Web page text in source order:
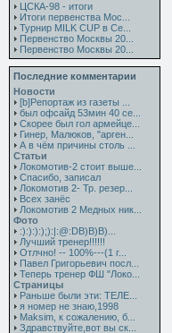
ЦСКА-98 - итоги
Итоги первенства Мос...
Турнир MILK CUP в Се...
Первенство Москвы 20...
Первенство Москвы 20...
Последние комментарии
Новости
[b]Репортаж из газеты ...
был офсайд 53мин 40 се...
Скорее был гол армейце...
Гинер, Малюков, "арген...
А в чём причины столь ...
Статьи
Локомотив-2 стоит выше...
Спасибо, записал
Локомотив 2- Тр. резер...
Всех занёс
Локомотив 2 Медных ник...
Фото
:):):):);):|:@:DB)B)B)...
Лучший тренер!!!!!!
Отлчно! -- 100%---(1 г...
Павел Григорьевич посл...
Теперь тренер ФШ "Локо...
Страницы
Раньше были эти: ТЕЛЕ...
я номер не знаю,1998
Maksim, к сожалению, б...
Здравствуйте,вот вы ск...